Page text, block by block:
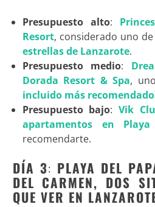
Presupuesto alto:
Resort, considerado uno
estrellas de Lanzarote.
Presupuesto medio:
Dorada Resort & Spa,
incluido más
Presupuesto bajo: Vik
apartamentos en Playa
recomendarte.
DÍA 3: PLAYA DEL
DEL CARMEN, DOS
QUE VER EN